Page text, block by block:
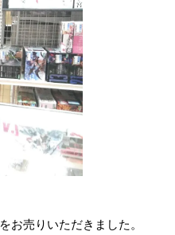
をお売りいただきました。